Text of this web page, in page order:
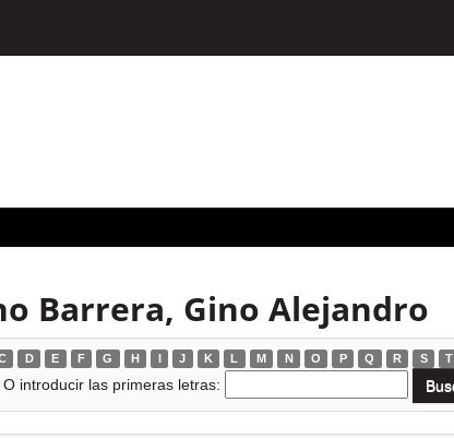
Barrera, Gino Alejandro
D E F G H I J K L M N O P Q R S T
O introducir las primeras letras: